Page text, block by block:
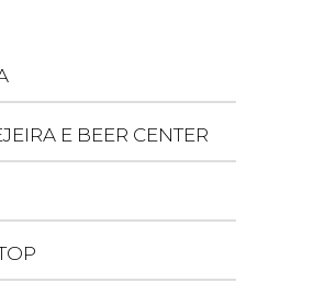
E BEER CENTER